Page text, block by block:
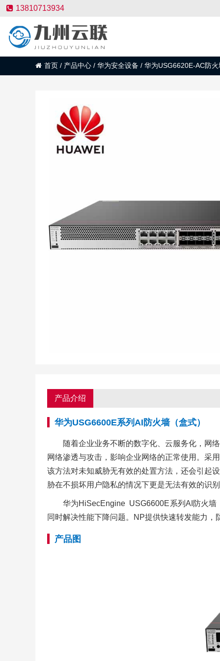
13810713934
首页 / 产品中心 / 华为安全设备 / 华为USG6620E-AC防
产品介绍
华为USG6600E系列AI防火墙（盒式）
随着企业业务不断的数字化、云服务化，网
网络渗透与攻击，影响企业网络的正常使用。采
该方法对未知威胁无有效的处置方法，还会引起
胁在不损坏用户隐私的情况下更是无法有效的识
华为HiSecEngine USG6600E系列AI防火墙
同时解决性能下降问题。NP提供快速转发能力，
产品图